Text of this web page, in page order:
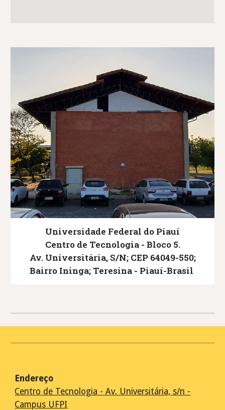
Universidade Federal do Piauí
Centro de Tecnologia - Bloco 5.
Av. Universitária, S/N; CEP64049-550;
Bairro Ininga; Teresina - Piauí-Brasil
Endereço
Centro de Tecnologia - Av. Universitária, s/n -
Campus UFPI